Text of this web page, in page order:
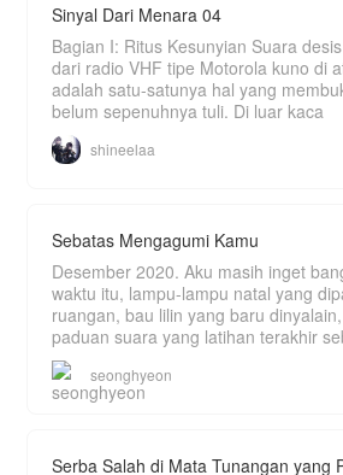
"Kompor gasnya mana,
"Di sini masaknya
"Ini kenapa sinyalnya
butuh wifi!"
"Di sini wifi belum ada
mereka tinggal di desa?
Sinyal Dari Menara 04
Bagian I: Ritus Kesunyian Suara desis frekuensi statis
dari radio VHF tipe Motorola kuno di
adalah satu-satunya hal yang
belum sepenuhnya tuli. Di luar kaca
shineelaa
Sebatas Mengagumi Kamu
Desember 2020. Aku masih inget
waktu itu, lampu-lampu natal yang
ruangan, bau lilin yang baru
paduan suara yang latihan terakhir
seonghyeon
Serba Salah di Mata Tunangan yang